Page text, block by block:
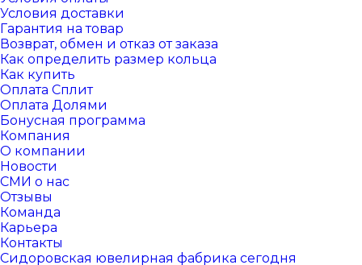
Условия доставки
Гарантия на товар
Возврат, обмен и отказ от заказа
Как определить размер кольца
Как купить
Оплата Сплит
Оплата Долями
Бонусная программа
Компания
О компании
Новости
СМИ о нас
Отзывы
Команда
Карьера
Контакты
Сидоровская ювелирная фабрика сегодня